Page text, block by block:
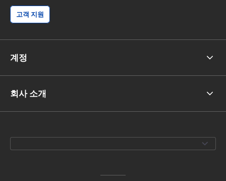
고객 지원
계정
회사 소개